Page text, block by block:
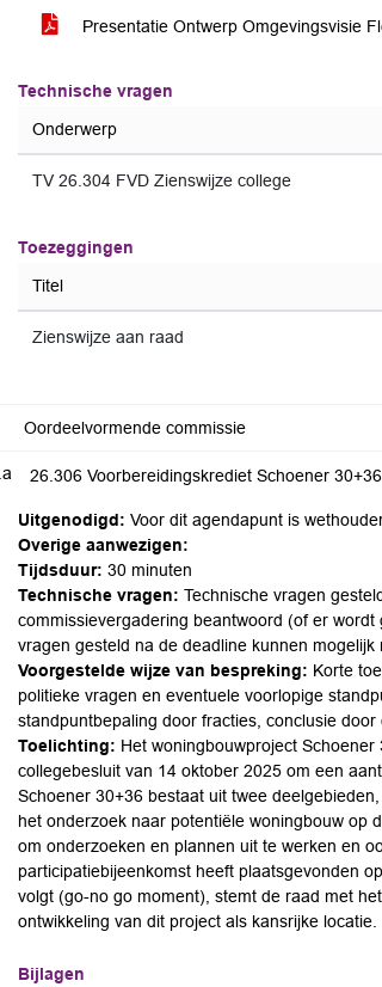
Presentatie Ontwerp Omgevingsvisie
Technische vragen
Onderwerp
TV 26.304 FVD Zienswijze college
Toezeggingen
Titel
Zienswijze aan raad
Oordeelvormende commissie
26.306 Voorbereidingskrediet Schoener
Uitgenodigd: Voor dit agendapunt is
Overige aanwezigen:
Tijdsduur: 30 minuten
Technische vragen: Technische vragen
commissievergadering beantwoord (of er
vragen gesteld na de deadline kunnen
Voorgestelde wijze van bespreking: Korte
politieke vragen en eventuele voorlopige
standpuntbepaling door fracties, conclusie
Toelichting: Het woningbouwproject
collegebesluit van 14 oktober 2025 om een
Schoener 30+36 bestaat uit twee
het onderzoek naar potentiële woningbouw op
om onderzoeken en plannen uit te werken en
participatiebijeenkomst heeft plaatsgevonden
volgt (go-no go moment), stemt de raad met
ontwikkeling van dit project als kansrijke locatie.
Bijlagen